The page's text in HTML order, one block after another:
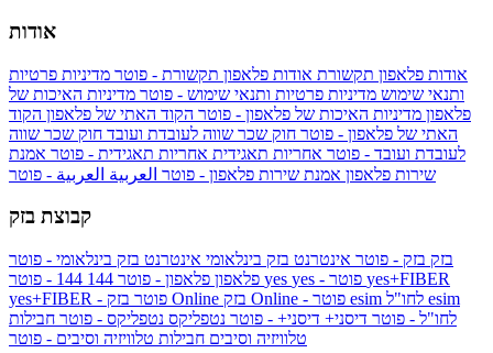
אודות
אודות פלאפון תקשורת אודות פלאפון תקשורת - פוטר מדיניות פרטיות
ותנאי שימוש מדיניות פרטיות ותנאי שימוש - פוטר מדיניות האיכות של
פלאפון מדיניות האיכות של פלאפון - פוטר הקוד האתי של פלאפון הקוד
האתי של פלאפון - פוטר חוק שכר שווה לעובדת ועובד חוק שכר שווה
לעובדת ועובד - פוטר אחריות תאגידית אחריות תאגידית - פוטר אמנת
שירות פלאפון אמנת שירות פלאפון - פוטר العربية العربية - פוטר
קבוצת בזק
בזק בזק - פוטר אינטרנט בזק בינלאומי אינטרנט בזק בינלאומי - פוטר
פלאפון פלאפון - פוטר 144 yes
yes+FIBER
yes+FIBER - פוטר בזק Online
esim
לחו"ל - פוטר דיסני+ דיסני+ - פוטר נטפליקס נטפליקס - פוטר חבילות
טלוויזיה וסיבים חבילות טלוויזיה וסיבים - פוטר